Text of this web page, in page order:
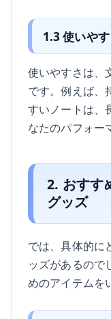
1.3 使いや
使いやすさは、
です。例えば、
すいノートは、
なたのパフォー
2. おすす
グッズ
では、具体的に
ッズがあるので
めのアイテムを